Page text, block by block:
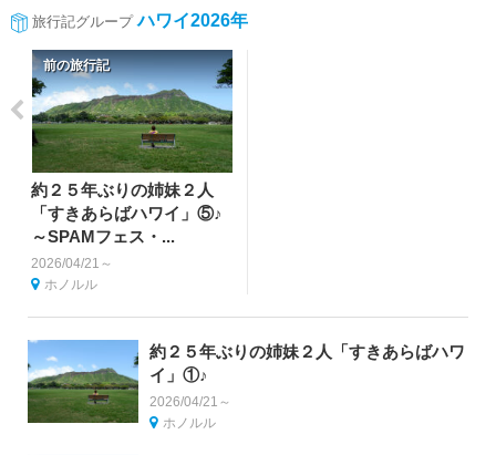
旅行記グループ ハワイ2026年
前の旅行記
約２５年ぶりの姉妹２人
「すきあらばハワイ」⑤♪
～SPAMフェス・...
2026/04/21～
ホノルル
約２５年ぶりの姉妹２人「すきあらばハワ
イ」①♪
2026/04/21～
ホノルル